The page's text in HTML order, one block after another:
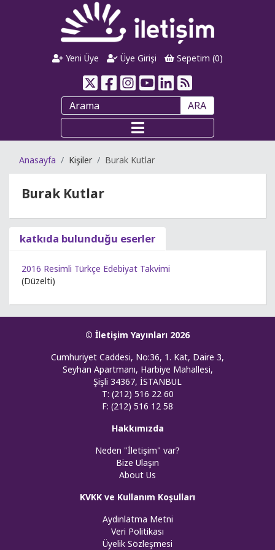
Yeni Üye Üye Girişi Sepetim (0)
ARA
Anasayfa Kişiler Burak Kutlar
Burak Kutlar
katkıda bulunduğu eserler
2016 Resimli Türkçe Edebiyat Takvimi
(Düzelti)
© İletişim Yayınları 2026
Cumhuriyet Caddesi, No:36, 1. Kat, Daire 3,
Seyhan Apartmanı, Harbiye Mahallesi,
Şişli 34367, İSTANBUL
T: (212) 516 22 60
F: (212) 516 12 58
Hakkımızda
Neden "İletişim" var?
Bize Ulaşın
About Us
KVKK ve Kullanım Koşulları
Aydınlatma Metni
Veri Politikası
Üyelik Sözleşmesi